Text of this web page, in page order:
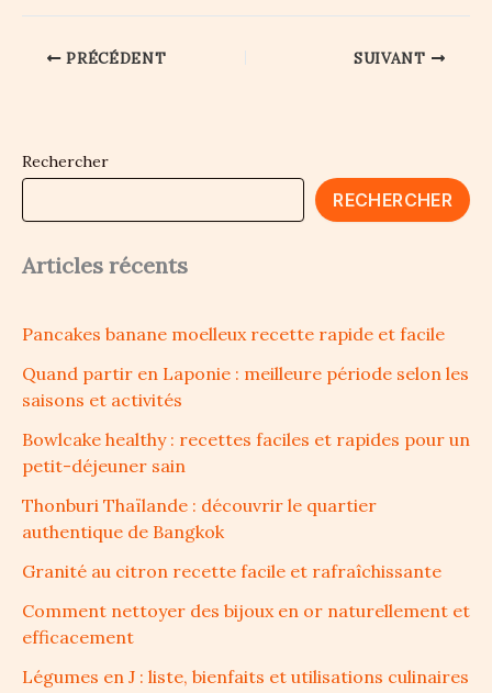
PRÉCÉDENT SUIVANT
Rechercher
RECHERCHER
Articles récents
Pancakes banane moelleux recette rapide et facile
Quand partir en Laponie : meilleure période selon les
saisons et activités
Bowlcake healthy : recettes faciles et rapides pour un
petit-déjeuner sain
Thonburi Thaïlande : découvrir le quartier
authentique de Bangkok
Granité au citron recette facile et rafraîchissante
Comment nettoyer des bijoux en or naturellement et
efficacement
Légumes en J : liste, bienfaits et utilisations culinaires